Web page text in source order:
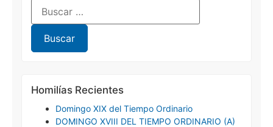
Homilías Recientes
Domingo XIX del Tiempo Ordinario
DOMINGO XVIII DEL TIEMPO ORDINARIO (A)